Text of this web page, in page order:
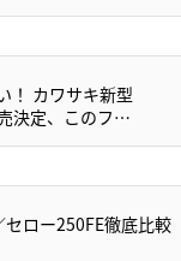
！ カワサキ新型
決定、このフ…
ロー250FE徹底比較